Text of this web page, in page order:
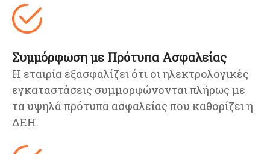
Συμμόρφωση με Πρότυπα Ασφαλείας
Η εταιρία εξασφαλίζει ότι οι ηλεκτρολογικές
εγκαταστάσεις συμμορφώνονται πλήρως με
τα υψηλά πρότυπα ασφαλείας που καθορίζει η
ΔΕΗ.